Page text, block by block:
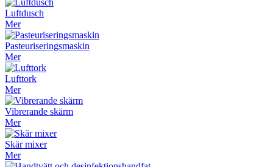
Luftdusch
Mer
Pasteuriseringsmaskin
Mer
Lufttork
Mer
Vibrerande skärm
Mer
Skär mixer
Mer